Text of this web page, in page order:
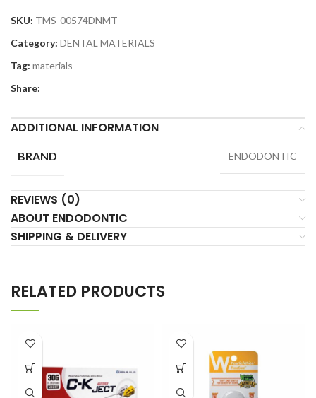
SKU: TMS-00574DNMT
Category: DENTAL MATERIALS
Tag: materials
Share:
ADDITIONAL INFORMATION
BRAND ENDODONTIC
REVIEWS (0)
ABOUT ENDODONTIC
SHIPPING & DELIVERY
RELATED PRODUCTS